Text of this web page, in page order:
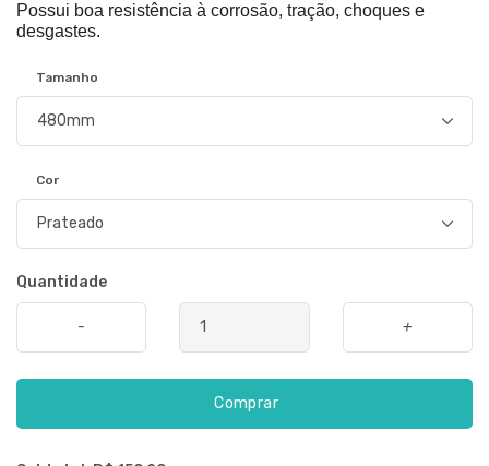
Possui boa resistência à corrosão, tração, choques e
desgastes.
Tamanho
Cor
Quantidade
- +
Comprar